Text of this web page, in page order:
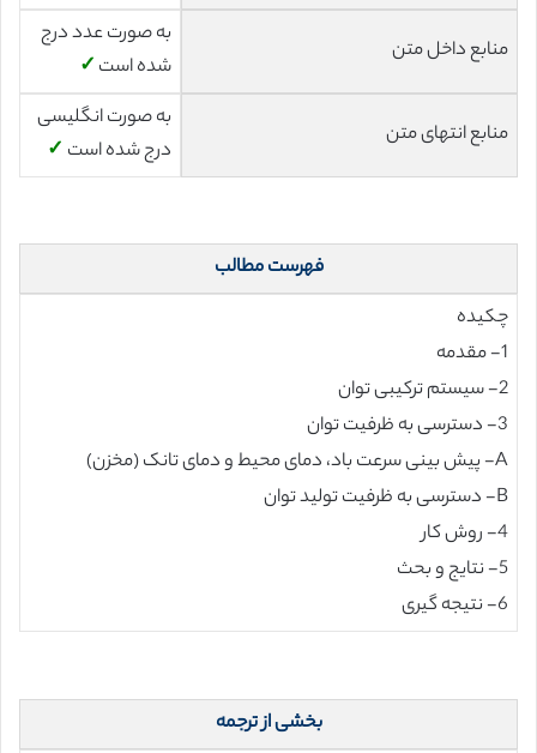
منابع داخل متن
به صورت عدد درج
شده است ✓
منابع انتهای متن
به صورت انگلیسی
درج شده است ✓
فهرست مطالب
چکیده
1- مقدمه
2- سیستم ترکیبی توان
3- دسترسی به ظرفیت توان
A- پیش بینی سرعت باد، دمای محیط و دمای تانک (مخزن)
B- دسترسی به ظرفیت تولید توان
4- روش کار
5- نتایج و بحث
6- نتیجه گیری
بخشی از ترجمه